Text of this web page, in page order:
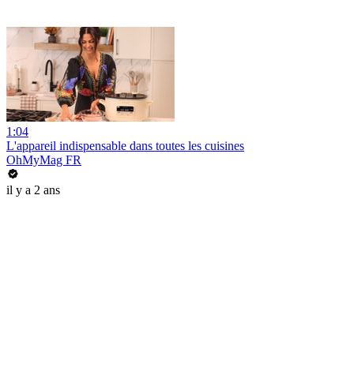
1:04
L'appareil indispensable dans toutes les cuisines
OhMyMag FR
il y a 2 ans